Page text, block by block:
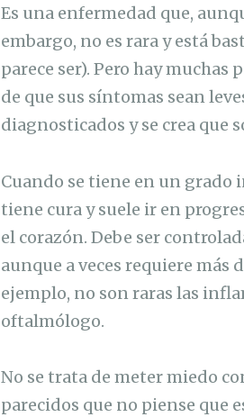
Es una enfermedad que,
embargo, no es rara y está
parece ser). Pero hay muchas
de que sus síntomas sean
diagnosticados y se crea que
Cuando se tiene en un grado
tiene cura y suele ir en
el corazón. Debe ser
aunque a veces requiere más
ejemplo, no son raras las
oftalmólogo.
No se trata de meter miedo
parecidos que no piense que